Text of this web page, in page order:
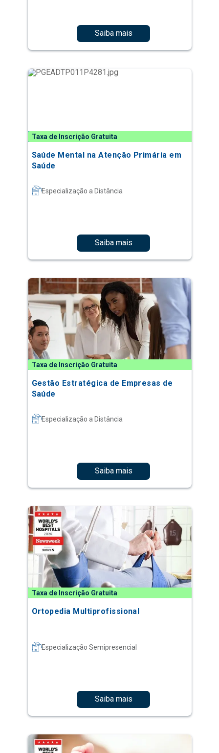
Saiba mais
Taxa de Inscrição Gratuita
Saúde Mental na Atenção Primária em
Saúde
Especialização a Distância
Saiba mais
Taxa de Inscrição Gratuita
Gestão Estratégica de Empresas de
Saúde
Especialização a Distância
Saiba mais
Taxa de Inscrição Gratuita
Ortopedia Multiprofissional
Especialização Semipresencial
Saiba mais